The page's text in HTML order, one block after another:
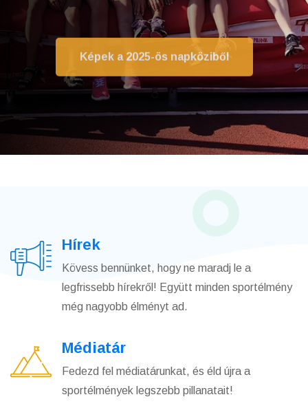
Hírek
Kövess bennünket, hogy ne maradj le a
legfrissebb hírekről! Együtt minden sportélmény
még nagyobb élményt ad.
Médiatár
Fedezd fel médiatárunkat, és éld újra a
sportélmények legszebb pillanatait!